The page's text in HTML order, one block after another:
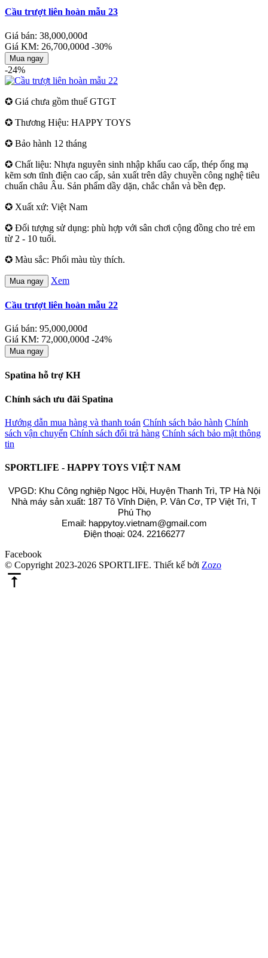
Cầu trượt liên hoàn mẫu 23
Giá bán: 38,000,000đ
Giá KM: 26,700,000đ -30%
Mua ngay
-24%
✪ Giá chưa gồm thuế GTGT
✪ Thương Hiệu: HAPPY TOYS
✪ Bảo hành 12 tháng
✪ Chất liệu: Nhựa nguyên sinh nhập khẩu cao cấp, thép ống mạ
kẽm sơn tĩnh điện cao cấp, sản xuất trên dây chuyền công nghệ tiêu
chuẩn châu Âu. Sản phẩm dầy dặn, chắc chắn và bền đẹp.
✪ Xuất xứ: Việt Nam
✪ Đối tượng sử dụng: phù hợp với sân chơi cộng đồng cho trẻ em
từ 2 - 10 tuổi.
✪ Màu sắc: Phối màu tùy thích.
Mua ngay Xem
Cầu trượt liên hoàn mẫu 22
Giá bán: 95,000,000đ
Giá KM: 72,000,000đ -24%
Mua ngay
Spatina hỗ trợ KH
Chính sách ưu đãi Spatina
Hướng dẫn mua hàng và thanh toán Chính sách bảo hành Chính
sách vận chuyển Chính sách đổi trả hàng Chính sách bảo mật thông
tin
SPORTLIFE - HAPPY TOYS VIỆT NAM
VPGD: Khu Công nghiệp Ngọc Hồi, Huyện Thanh Trì, TP Hà Nội
Nhà máy sản xuất: 187 Tô Vĩnh Diện, P. Vân Cơ, TP Việt Trì, T
Phú Thọ
Email: happytoy.vietnam@gmail.com
Điện thoại: 024. 22166277
Facebook
© Copyright 2023-2026 SPORTLIFE. Thiết kế bởi Zozo